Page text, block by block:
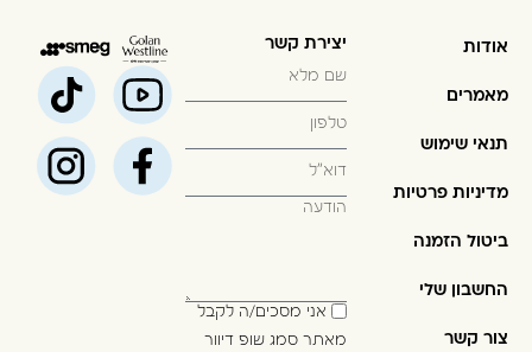
אודות
מאמרים
תנאי שימוש
מדיניות פרטיות
ביטול הזמנה
החשבון שלי
צור קשר
יצירת קשר
אני מסכים/ה לקבל
מאתר סמג שופ דיוור